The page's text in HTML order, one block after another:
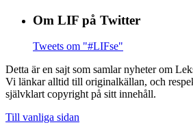
Om LIF på Twitter
Tweets om "#LIFse"
Detta är en sajt som samlar nyheter om
Vi länkar alltid till originalkällan, och
självklart copyright på sitt innehåll.
Till vanliga sidan